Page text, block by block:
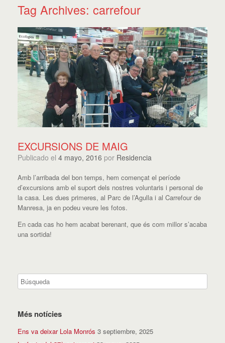
Tag Archives: carrefour
EXCURSIONS DE MAIG
Publicado el 4 mayo, 2016 por Residencia
Amb l’arribada del bon temps, hem començat el període
d’excursions amb el suport dels nostres voluntaris i personal de
la casa. Les dues primeres, al Parc de l’Agulla i al Carrefour de
Manresa, ja en podeu veure les fotos.
En cada cas ho hem acabat berenant, que és com millor s’acaba
una sortida!
Més notícies
Ens va deixar Lola Monrós 3 septiembre, 2025